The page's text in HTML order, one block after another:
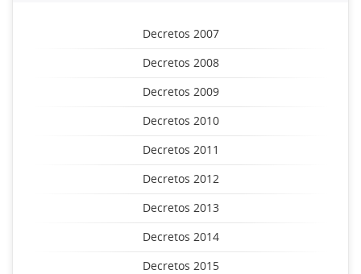
Decretos 2007
Decretos 2008
Decretos 2009
Decretos 2010
Decretos 2011
Decretos 2012
Decretos 2013
Decretos 2014
Decretos 2015